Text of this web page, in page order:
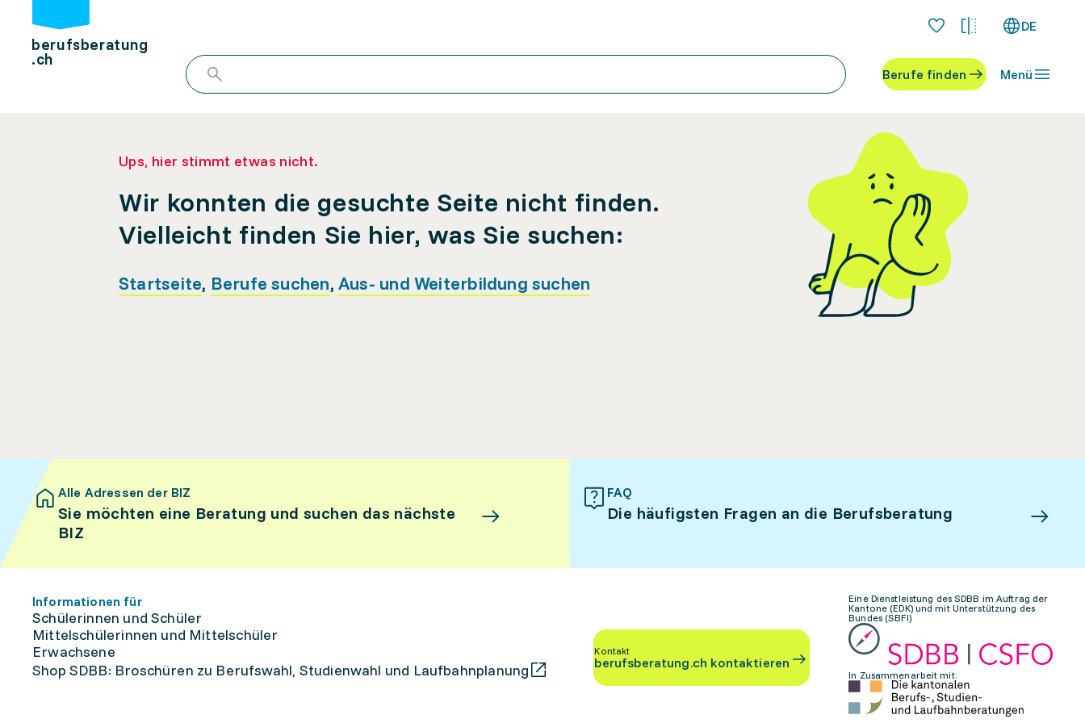
berufsberatung
.ch
DE
Berufe finden Menü
Ups, hier stimmt etwas nicht.
Wir konnten die gesuchte Seite nicht finden.
Vielleicht finden Sie hier, was Sie suchen:
Startseite, Berufe suchen, Aus- und Weiterbildung suchen
Alle Adressen der BIZ
Sie möchten eine Beratung und suchen das nächste
BIZ
FAQ
Die häufigsten Fragen an die Berufsberatung
Informationen für
Schülerinnen und Schüler
Mittelschülerinnen und Mittelschüler
Erwachsene
Shop SDBB: Broschüren zu Berufswahl, Studienwahl und Laufbahnplanung
Kontakt
berufsberatung.ch kontaktieren
Eine Dienstleistung des SDBB im Auftrag der
Kantone (EDK) und mit Unterstützung des
Bundes (SBFI)
In Zusammenarbeit mit: